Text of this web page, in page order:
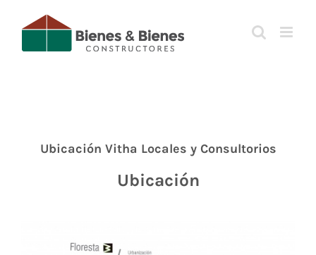
Ubicación Vitha Locales y Consultorios
Ubicación